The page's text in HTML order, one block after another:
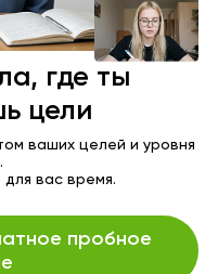
где ты
цели
ваших целей и уровня
для вас время.
пробное